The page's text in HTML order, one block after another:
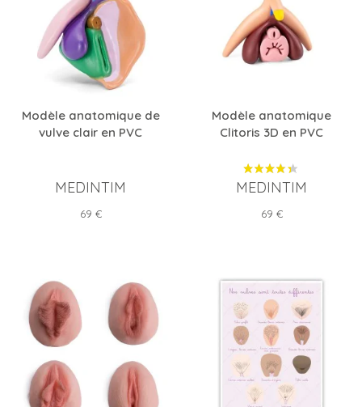
Modèle anatomique de
vulve clair en PVC
MEDINTIM
Prix
69 €
Modèle anatomique
Clitoris 3D en PVC
MEDINTIM
Prix
69 €